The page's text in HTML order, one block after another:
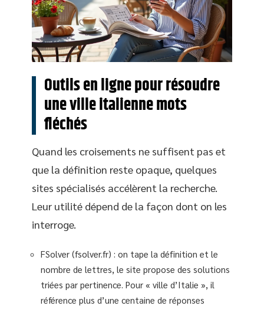
Outils en ligne pour résoudre
une ville italienne mots
fléchés
Quand les croisements ne suffisent pas et
que la définition reste opaque, quelques
sites spécialisés accélèrent la recherche.
Leur utilité dépend de la façon dont on les
interroge.
FSolver (fsolver.fr) : on tape la définition et le
nombre de lettres, le site propose des solutions
triées par pertinence. Pour « ville d’Italie », il
référence plus d’une centaine de réponses